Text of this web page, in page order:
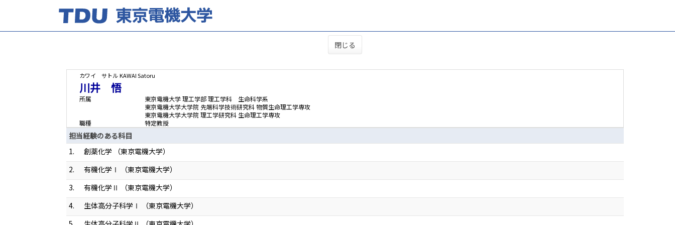
閉じる
カワイ サトルKAWAI Satoru
川井 悟
所属
東京電機大学 理工学部 理工学科 生命科学系
東京電機大学大学院 先端科学技術研究科 物質生命理工学専攻
東京電機大学大学院 理工学研究科 生命理工学専攻
職種
特定教授
担当経験のある科目
1.
創薬化学 （東京電機大学）
2.
有機化学Ⅰ （東京電機大学）
3.
有機化学Ⅱ （東京電機大学）
4.
生体高分子科学Ⅰ （東京電機大学）